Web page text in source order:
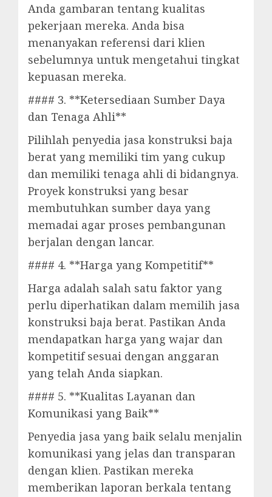
Anda gambaran tentang kualitas
pekerjaan mereka. Anda bisa
menanyakan referensi dari klien
sebelumnya untuk mengetahui tingkat
kepuasan mereka.
#### 3. **Ketersediaan Sumber Daya
dan Tenaga Ahli**
Pilihlah penyedia jasa konstruksi baja
berat yang memiliki tim yang cukup
dan memiliki tenaga ahli di bidangnya.
Proyek konstruksi yang besar
membutuhkan sumber daya yang
memadai agar proses pembangunan
berjalan dengan lancar.
#### 4. **Harga yang Kompetitif**
Harga adalah salah satu faktor yang
perlu diperhatikan dalam memilih jasa
konstruksi baja berat. Pastikan Anda
mendapatkan harga yang wajar dan
kompetitif sesuai dengan anggaran
yang telah Anda siapkan.
#### 5. **Kualitas Layanan dan
Komunikasi yang Baik**
Penyedia jasa yang baik selalu menjalin
komunikasi yang jelas dan transparan
dengan klien. Pastikan mereka
memberikan laporan berkala tentang